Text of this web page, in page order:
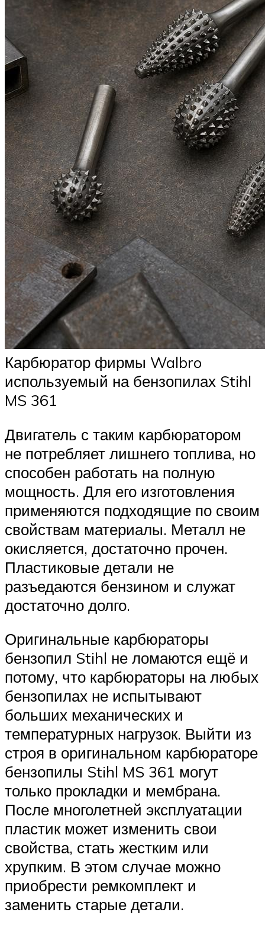
Карбюратор фирмы Walbro
используемый на бензопилах Stihl
MS 361
Двигатель с таким карбюратором
не потребляет лишнего топлива, но
способен работать на полную
мощность. Для его изготовления
применяются подходящие по своим
свойствам материалы. Металл не
окисляется, достаточно прочен.
Пластиковые детали не
разъедаются бензином и служат
достаточно долго.
Оригинальные карбюраторы
бензопил Stihl не ломаются ещё и
потому, что карбюраторы на любых
бензопилах не испытывают
больших механических и
температурных нагрузок. Выйти из
строя в оригинальном карбюраторе
бензопилы Stihl MS 361 могут
только прокладки и мембрана.
После многолетней эксплуатации
пластик может изменить свои
свойства, стать жестким или
хрупким. В этом случае можно
приобрести ремкомплект и
заменить старые детали.